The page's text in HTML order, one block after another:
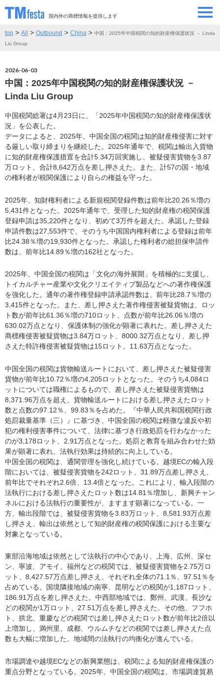
国内外の商標情報を提供します
SEMINAR/EVENT
CONTRIBUTORS 情報提供者
CONTACT
top > All > Outbound > China > 中国：2025年中国税関の知的財産権保護状況 － Linda
Liu Group
2026-06-03
中国：2025年中国税関の知的財産権保護状況 －
Linda Liu Group
中国税関総署は4月23日に、「2025年中国税関の知的財産権保護状
況」を公表した。
データによると、2025年、中国全国の税関は知的財産権侵害に対す
る厳しい取り締まりを継続した。2025年通年で、税関は輸出入貨物
に知的財産権保護措置を合計5.34万回実施し、被疑侵害貨物を3.87
万ロット、合計8,642万点を差し押さえた。また、計57の国・地域
の権利者が税関保護により自らの権益を守った。
2025年、知財権利者による新規税関登録件数は前年比20.26％増の
5,431件となった。2025年通年で、受理した知的財産権の税関保護
登録申請は35,220件となり、初めて3万件を超えた。承認した登録
申請件数は27,553件で、そのうち中国国内権利者による登録は前年
比24.38％増の19,930件となった。承認した権利者の総担保申請件
数は、前年比14.89％増の162社となった。
2025年、中国全国の税関は「文化の海外展開」を積極的に支援し、
トイカルチャー産業や文化クリエイティブ製品などへの著作権保護
を強化した。通年の著作権登録申請承認件数は、前年比28.7％増の
3,415件となった。また、差し押さえた著作権侵害被疑貨物は、ロッ
ト数が前年比61.36％増の710ロット、点数が前年比26.06％増の
630.02万点となり、保護体制の強化が顕著に表れた。差し押さえた
商標権侵害被疑貨物は3.84万ロット、8000.32万点となり、差し押
さえた特許権侵害被疑貨物は15ロット、11.63万点となった。
中国全国の税関は貨物輸送ルートにおいて、差し押さえた被疑侵害
貨物が前年比10.72％増の4,205ロットとなった。そのうち4,084ロ
ットについては職権によるもので、差し押さえた被疑侵害貨物は
8,371.96万点を超え、貨物輸送ルートにおける差し押さえたロット
数と点数の97.12％、99.83％を占めた。『中華人民共和国税関行政
処罰裁量基準（三）』に基づき、中国全国の税関は軽微な違反や初
犯の権利侵害事件について、法律に基づき行政処罰を行わなかった
のが3,178ロット、2.91万点となった。処罰と教育を組み合わせた効
果が顕著に表れ、法執行効果は持続的に向上している。
中国全国の税関は、通関管理を強化し続けている。越境ECの輸入段
階においては、被疑侵害貨物を242ロット、31.89万点差し押さえ、
前年比でそれぞれ2.6倍、13.4倍となった。これにより、輸入段階の
法執行における差し押さえたロット数は14.81％増加し、新興チャン
ネルにおける法執行の重要性が、ますます顕著になっている。一
方、輸出段階では、被疑侵害貨物を3.83万ロット、8,581.93万点差
し押さえ、輸出は依然として知的財産権の税関保護における主要な
対象となっている。
東部沿海地域は依然として法執行の中心であり、上海、広州、深セ
ン、寧波、アモイ、福州などの税関では、被疑侵害貨物を2.75万ロ
ット、8,427.57万点差し押さえ、それぞれ全体の71.1％、97.51％を
占めている。国境隣接地域の南寧、昆明などの税関が1,187ロット、
186.91万点を差し押さえた。中西部地域では、鄭州、武漢、長沙な
どの税関が1万ロット、27.51万点を差し押さえた。その他、フフホ
ト、拱北、重慶などの税関では差し押さえたロット数が前年比2倍以
上増加し、満州里、成都、ウルムチなどの税関では差し押さえた点
数も大幅に増加した。地域間の法執行の均衡化が進んでいる。
市場調達や越境ECなどの新興業態は、税関による知的財産権保護の
重点分野となっている。2025年、中国全国の税関は、市場調達貿易